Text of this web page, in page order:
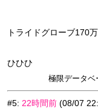
トライドグローブ170
ひひひ
極限データベ
#5: 22時間前 (08/07